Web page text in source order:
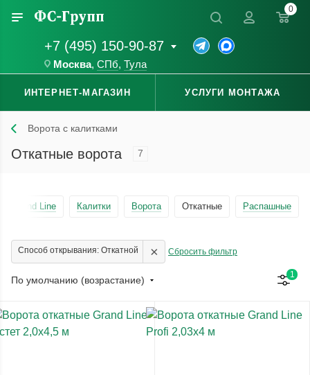
+7 (495) 150-90-87
Москва, СПб, Тула
0
ИНТЕРНЕТ-МАГАЗИН УСЛУГИ МОНТАЖА
Ворота с калитками
Откатные ворота 7
Grand Line Калитки Ворота Откатные Распашные
Способ открывания: Откатной × Сбросить фильтр
По умолчанию (возрастание) 1